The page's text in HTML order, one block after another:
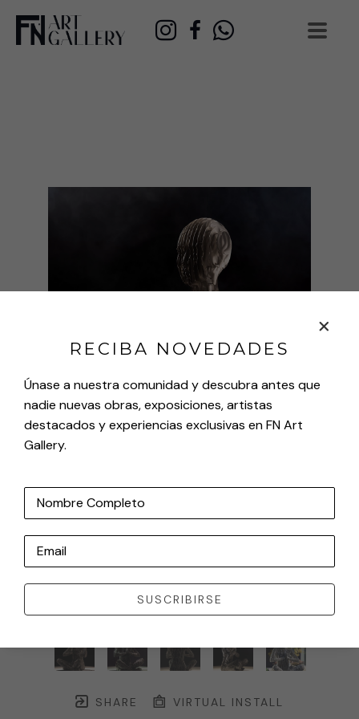
SHARE VIRTUAL INSTALL
RECIBA NOVEDADES
Únase a nuestra comunidad y descubra antes que
nadie nuevas obras, exposiciones, artistas
destacados y experiencias exclusivas en FN Art
Gallery.
Nombre Completo
Email
SUSCRIBIRSE